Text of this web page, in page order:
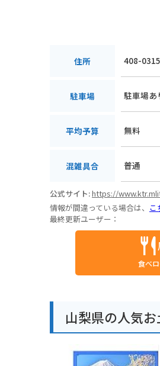
住所 408-
駐車場 駐車場あ
平均予算 無料
混雑具合 普通
公式サイト:https://
情報が間違っている場合は、 こ
最終更新ユーザー：
食べ
山梨県の人気